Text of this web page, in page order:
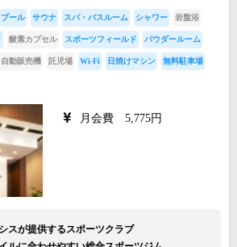
プール サウナ スパ・バスルーム シャワー 岩盤浴
酸素カプセル スポーツフィールド パウダールーム
自動販売機 託児場 Wi-Fi 日焼けマシン 無料駐車場
月会費 5,775円
スが提供するスポーツクラブ